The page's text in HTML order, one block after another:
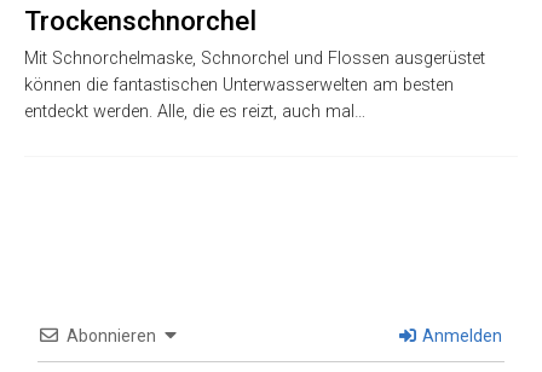
Trockenschnorchel
Mit Schnorchelmaske, Schnorchel und Flossen ausgerüstet
können die fantastischen Unterwasserwelten am besten
entdeckt werden. Alle, die es reizt, auch mal…
Abonnieren Anmelden